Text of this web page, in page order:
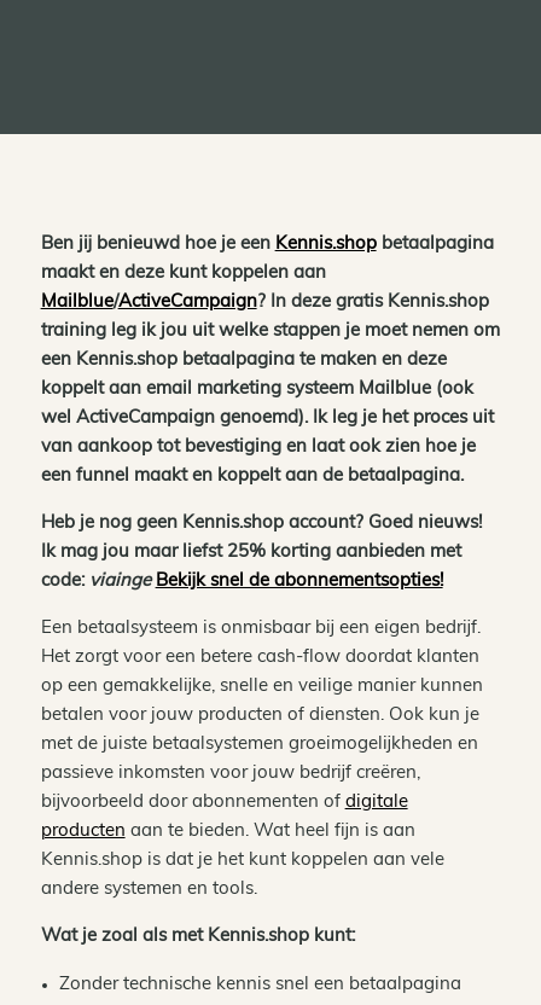
Ben jij benieuwd hoe je een Kennis.shopbetaalpagina
maakt en deze kunt koppelen aan
Mailblue/ActiveCampaign? In deze gratis Kennis.shop
training leg ik jou uit welke stappen je moet nemen om
een Kennis.shop betaalpagina te maken en deze
koppelt aan email marketing systeem Mailblue (ook
wel ActiveCampaign genoemd). Ik leg je het proces uit
van aankoop tot bevestiging en laat ook zien hoe je
een funnel maakt en koppelt aan de betaalpagina.
Heb je nog geen Kennis.shop account? Goed nieuws!
Ik mag jou maar liefst 25% korting aanbieden met
code: viainge Bekijk snel de abonnementsopties!
Een betaalsysteem is onmisbaar bij een eigen bedrijf.
Het zorgt voor een betere cash-flow doordat klanten
op een gemakkelijke, snelle en veilige manier kunnen
betalen voor jouw producten of diensten. Ook kun je
met de juiste betaalsystemen groeimogelijkheden en
passieve inkomsten voor jouw bedrijf creëren,
bijvoorbeeld door abonnementen of digitale
producten aan te bieden. Wat heel fijn is aan
Kennis.shop is dat je het kunt koppelen aan vele
andere systemen en tools.
Wat je zoal als met Kennis.shop kunt:
Zonder technische kennis snel een betaalpagina